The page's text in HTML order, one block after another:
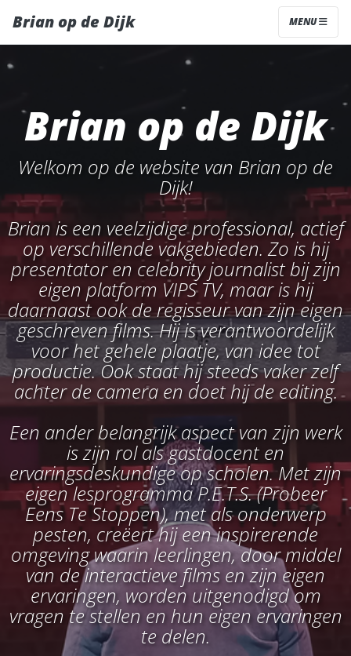
Brian op de Dijk MENU
Brian op de Dijk
Welkom op de website van Brian op de
Dijk!
Brian is een veelzijdige professional, actief
op verschillende vakgebieden. Zo is hij
presentator en celebrity journalist bij zijn
eigen platform VIPS TV, maar is hij
daarnaast ook de regisseur van zijn eigen
geschreven films. Hij is verantwoordelijk
voor het gehele plaatje, van idee tot
productie. Ook staat hij steeds vaker zelf
achter de camera en doet hij de editing.
Een ander belangrijk aspect van zijn werk
is zijn rol als gastdocent en
ervaringsdeskundige op scholen. Met zijn
eigen lesprogramma P.E.T.S. (Probeer
Eens Te Stoppen), met als onderwerp
pesten, creëert hij een inspirerende
omgeving waarin leerlingen, door middel
van de interactieve films en zijn eigen
ervaringen, worden uitgenodigd om
vragen te stellen en hun eigen ervaringen
te delen.